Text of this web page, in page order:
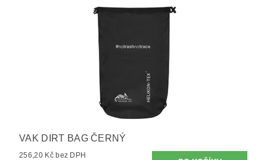
VAK DIRT BAG ČERNÝ
256,20 Kč bez DPH